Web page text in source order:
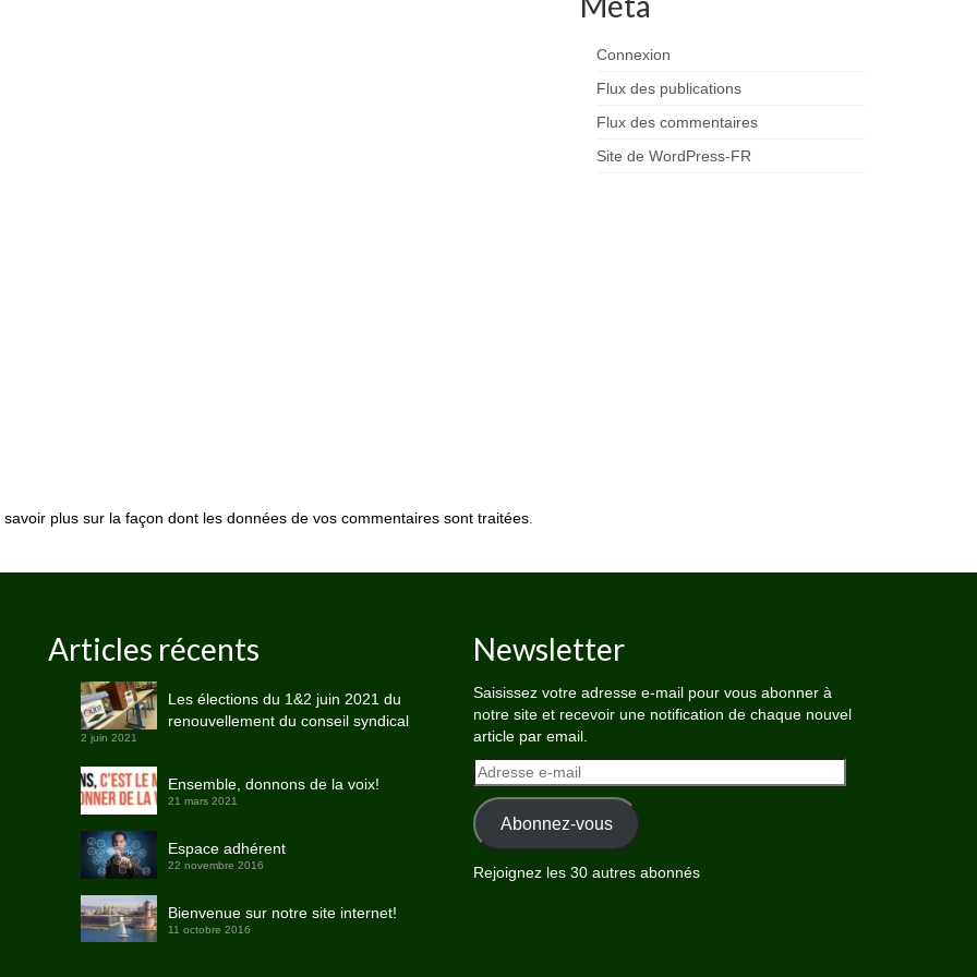
savoir plus sur la façon dont les données de vos commentaires sont traitées
Connexion
Flux des publications
Flux des commentaires
Site de WordPress-FR
Articles récents
Les élections du 1&2 juin 2021 du
renouvellement du conseil syndical
2 juin 2021
Ensemble, donnons de la voix!
21 mars 2021
Espace adhérent
22 novembre 2016
Bienvenue sur notre site internet!
11 octobre 2016
Newsletter
Saisissez votre adresse e-mail pour vous abonner à
notre site et recevoir une notification de chaque nouvel
article par email.
Adresse
e-
mail
Abonnez-vous
Rejoignez les 30 autres abonnés